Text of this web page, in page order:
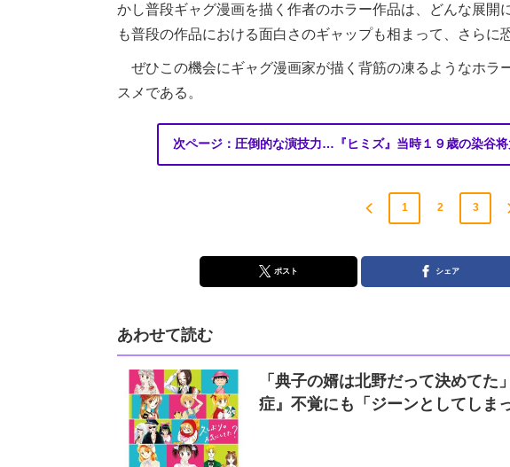
かし普段ギャグ漫画を描く作者のホラー作品は、どんな展開
も普段の作品における面白さのギャップも相まって、さらに
ぜひこの機会にギャグ漫画家が描く背筋の凍るようなホラ
スメである。
次ページ：圧倒的な演技力…『ヒミズ』当時１９歳の染谷
1 2 3
ポスト シェア
あわせて読む
「典子の婿は北野だって決めて
症』不覚にも「ジーンとしてしま